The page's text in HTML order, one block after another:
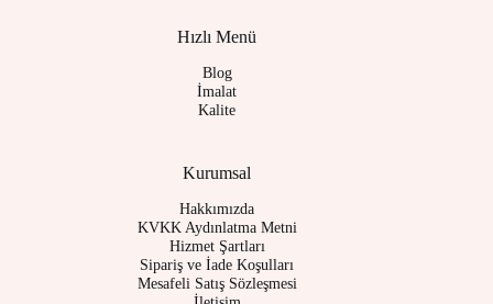
Hızlı Menü
Blog
İmalat
Kalite
Kurumsal
Hakkımızda
KVKK Aydınlatma Metni
Hizmet Şartları
Sipariş ve İade Koşulları
Mesafeli Satış Sözleşmesi